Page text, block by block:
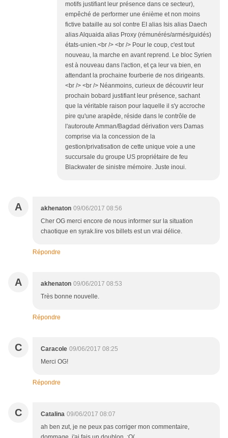
motifs justifiant leur présence dans ce secteur),
empêché de performer une énième et non moins
fictive bataille au sol contre EI alias Isis alias Daech
alias Alquaida alias Proxy (rémunérés/armés/guidés)
états-unien.<br /> <br /> Pour le coup, c'est tout
nouveau, la marche en avant reprend. Le bloc Syrien
est à nouveau dans l'action, et ça leur va bien, en
attendant la prochaine fourberie de nos dirigeants.
<br /> <br /> Néanmoins, curieux de découvrir leur
prochain bobard justifiant leur présence, sachant
que la véritable raison pour laquelle il s'y accroche
pire qu'une arapède, réside dans le contrôle de
l'autoroute Amman/Bagdad dérivation vers Damas
comprise via la concession de la
gestion/privatisation de cette unique voie a une
succursale du groupe US propriétaire de feu
Blackwater de sinistre mémoire. Juste inoui.
A akhenaton 09/06/2017 08:56
Cher OG merci encore de nous informer sur la situation
chaotique en syrak.lire vos billets est un vrai délice.
Répondre
A akhenaton 09/06/2017 08:53
Très bonne nouvelle.
Répondre
C Caracole 09/06/2017 08:25
Merci OG!
Répondre
C Catalina 09/06/2017 08:07
ah ben zut, je ne peux pas corriger mon commentaire,